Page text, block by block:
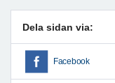
Dela sidan via:
Facebook